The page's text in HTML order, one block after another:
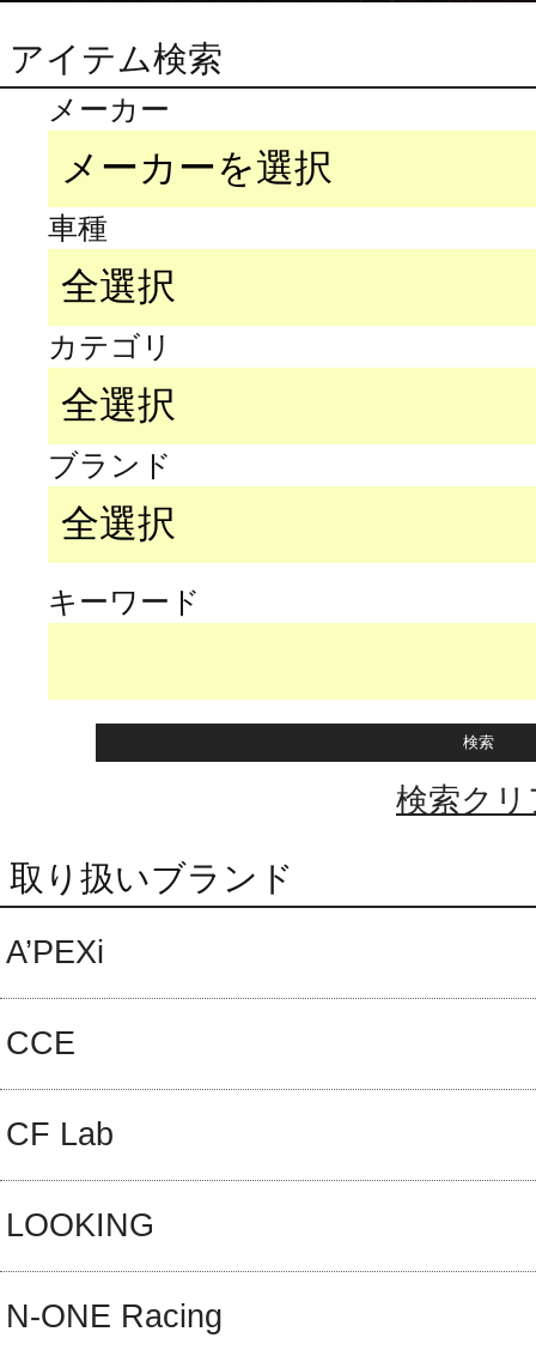
アイテム検索
メーカー
車種
カテゴリ
ブランド
キーワード
検索クリ
取り扱いブランド
A’PEXi
CCE
CF Lab
LOOKING
N-ONE Racing